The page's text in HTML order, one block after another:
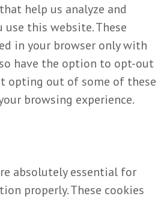
help us analyze and
this website. These
in your browser only with
have the option to opt-out
opting out of some of these
browsing experience.
absolutely essential for
properly. These cookies